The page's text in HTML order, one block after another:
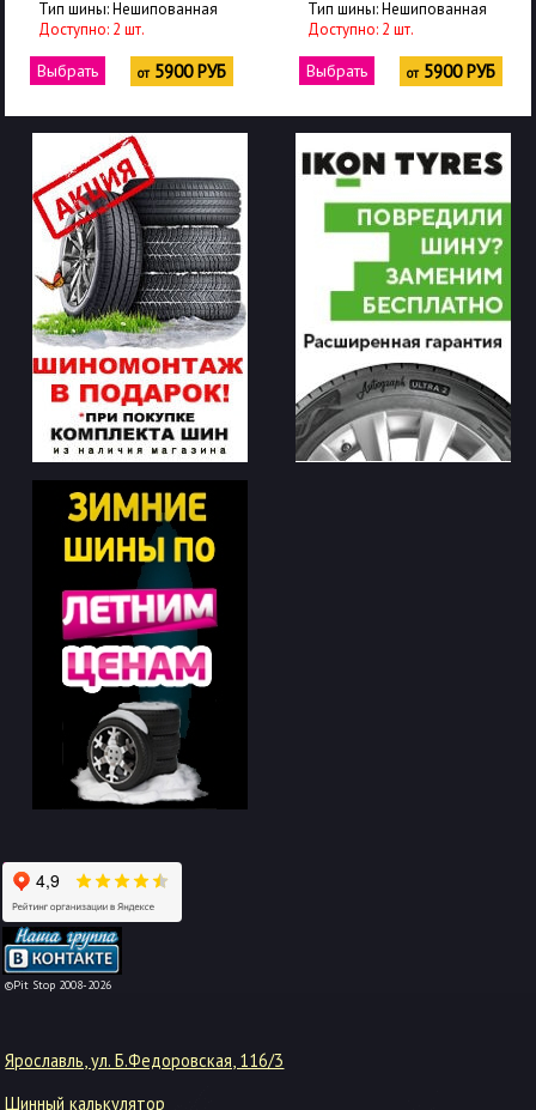
Тип шины: Нешипованная
Доступно: 2 шт.
Выбрать от5900 РУБ
Тип шины: Нешипованная
Доступно: 40 шт.
Выбрать от6000 РУБ
©Pit Stop 2008-2026
-->
Ярославль, ул. Б.Федоровская, 116/3
Шинный калькулятор